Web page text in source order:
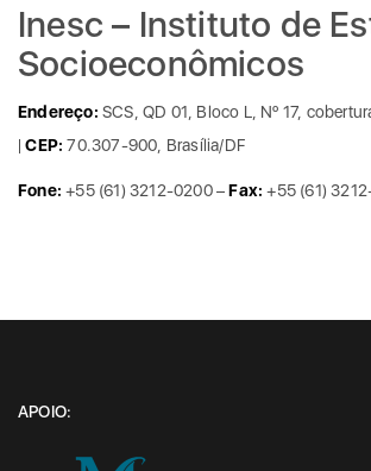
Inesc – Instituto de
Socioeconômicos
Endereço: SCS, QD 01, Bloco L, Nº 17,
|CEP: 70.307-900, Brasília/DF
Fone: +55 (61) 3212-0200 –Fax: +55 (61)
APOIO: